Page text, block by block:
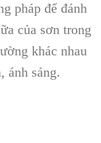
pháp để đánh
của sơn trong
khác nhau
ánh sáng.